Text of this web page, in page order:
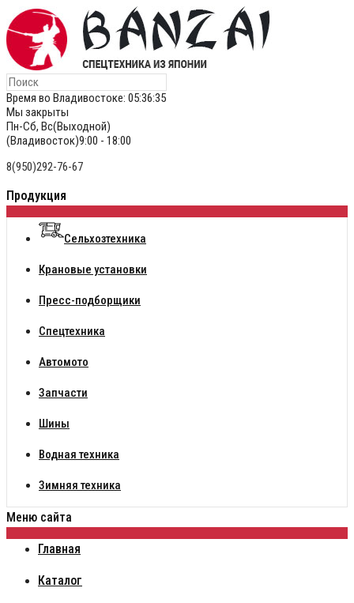
Время во Владивостоке: 05:36:35
Мы закрыты
Пн-Сб, Вс(Выходной)
(Владивосток)9:00 - 18:00
8(950)292-76-67
Продукция
Сельхозтехника
Крановые установки
Пресс-подборщики
Спецтехника
Автомото
Запчасти
Шины
Водная техника
Зимняя техника
Меню сайта
Главная
Каталог